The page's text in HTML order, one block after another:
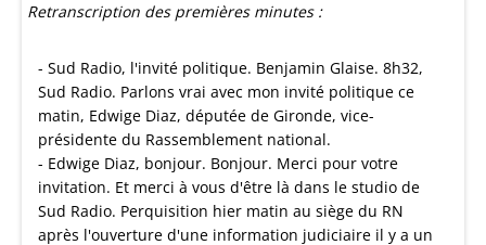
Retranscription des premières minutes :
- Sud Radio, l'invité politique. Benjamin Glaise. 8h32,
Sud Radio. Parlons vrai avec mon invité politique ce
matin, Edwige Diaz, députée de Gironde, vice-
présidente du Rassemblement national.
- Edwige Diaz, bonjour. Bonjour. Merci pour votre
invitation. Et merci à vous d'être là dans le studio de
Sud Radio. Perquisition hier matin au siège du RN
après l'ouverture d'une information judiciaire il y a un